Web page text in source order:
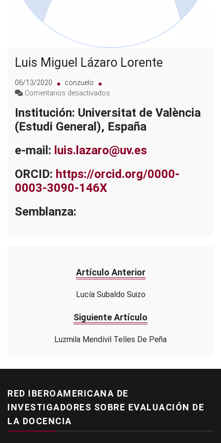
Luis Miguel Lázaro Lorente
06/13/2020
conzuelo
Comentarios desactivados
Miguel
Lázaro
Lorente
Institución: Universitat de València
(Estudi General), España
e-mail: luis.lazaro@uv.es
ORCID: https://orcid.org/0000-
0003-3090-146X
Semblanza:
Artículo Anterior
Lucía Subaldo Suizo
Siguiente Artículo
Luzmila Mendívil Telles De Peña
RED IBEROAMERICANA DE
INVESTIGADORES SOBRE EVALUACIÓN DE
LA DOCENCIA